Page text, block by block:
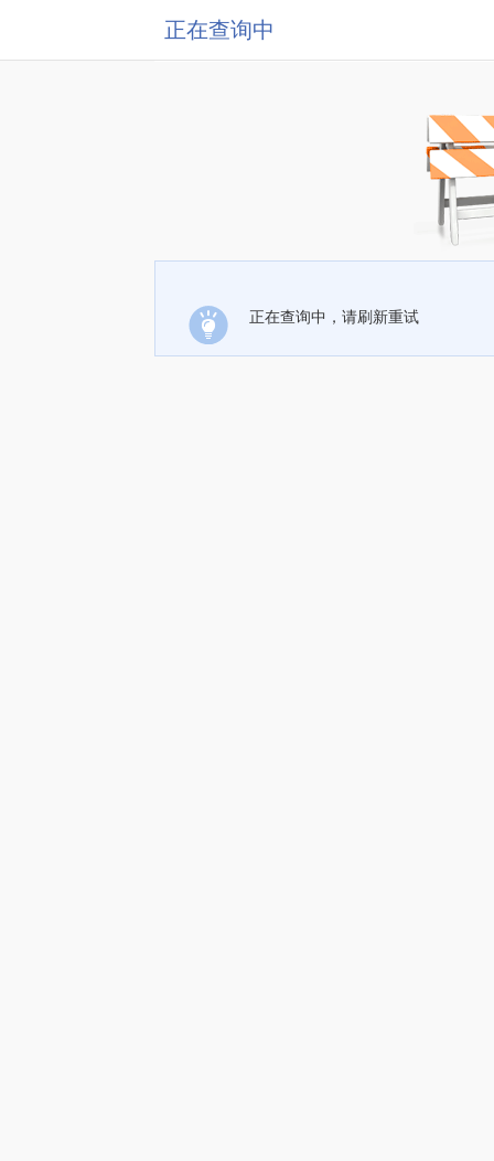
正在查询中
正在查询中，请刷新重试